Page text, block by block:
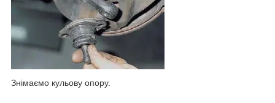
Знімаємо кульову опору.